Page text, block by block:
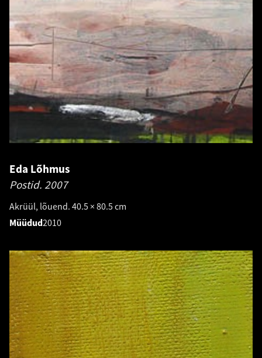
Eda Lõhmus
Postid. 2007
Akrüül, lõuend. 40.5 × 80.5 cm
Müüdud2010